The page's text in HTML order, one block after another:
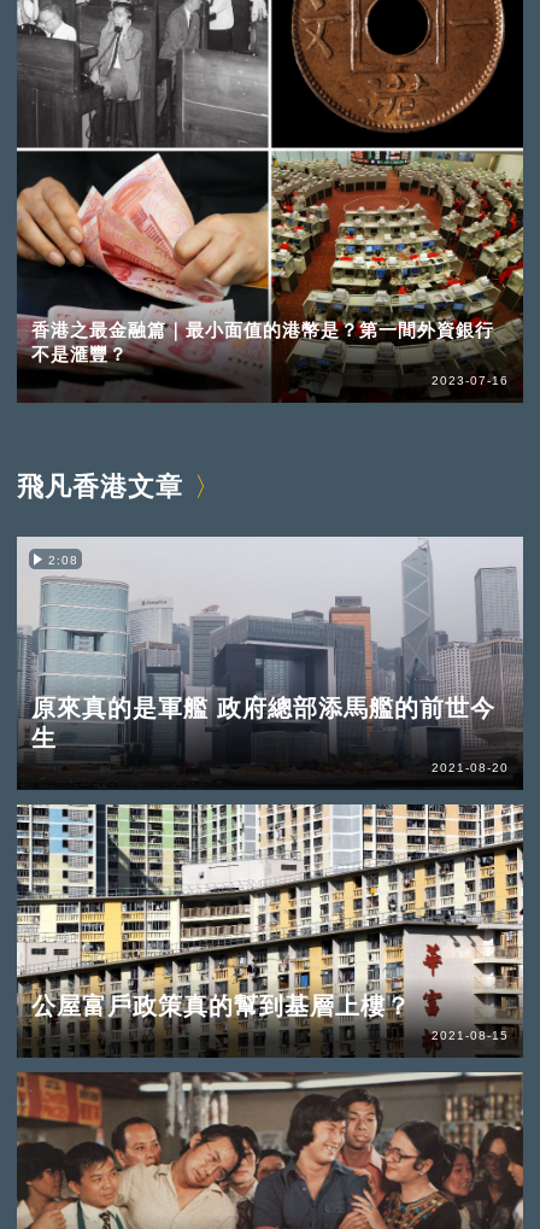
香港之最金融篇｜最小面值的港幣是？第一間外資銀行
不是滙豐？
2023-07-16
飛凡香港文章
2:08
原來真的是軍艦 政府總部添馬艦的前世今
生
2021-08-20
公屋富戶政策真的幫到基層上樓？
2021-08-15